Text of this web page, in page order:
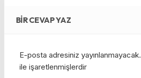
BIR CEVAP YAZ
E-posta adresiniz yayınlanmayacak.
ile işaretlenmişlerdir